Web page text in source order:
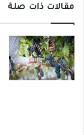
مقالات ذات صلة